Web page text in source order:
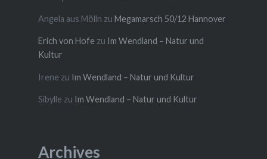
Angela aus Mölln zu Megamarsch 50/12 Hannover
Erich von Hofe zu Im Wendland – Natur und
Kultur
Irene zu Im Wendland – Natur und Kultur
Sibylle zu Im Wendland – Natur und Kultur
Archives